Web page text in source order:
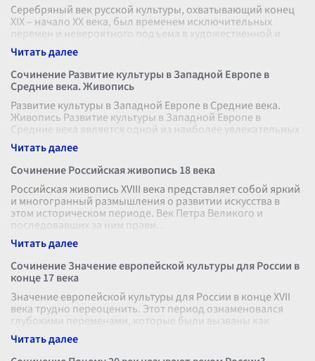
Серебряный век русской культуры, охватывающий конец
XIX – начало XX века, был временем исключительных
перемен и невероятного подъема в художественной и
интеллектуальной жизни Росси
Сочинение Развитие культуры в Западной Европе в
Средние века. Живопись
Развитие культуры в Западной Европе в Средние века.
Живопись Развитие культуры в Западной Европе в
Средние века является одной из наиболее увлекательных
и значимых эпох в истории
Сочинение Российская живопись 18 века
Российская живопись XVIII века представляет собой яркий
и многогранный размышления о развитии искусства в
этом историческом периоде. Век Петра Великого и
последовавших за ним прави
Сочинение Значение европейской культуры для России в
конце 17 века
Значение европейской культуры для России в конце XVII
века трудно переоценить. Этот период ознаменовался
глубокими переменами, которые были вызваны как
внутренними, так и внешними